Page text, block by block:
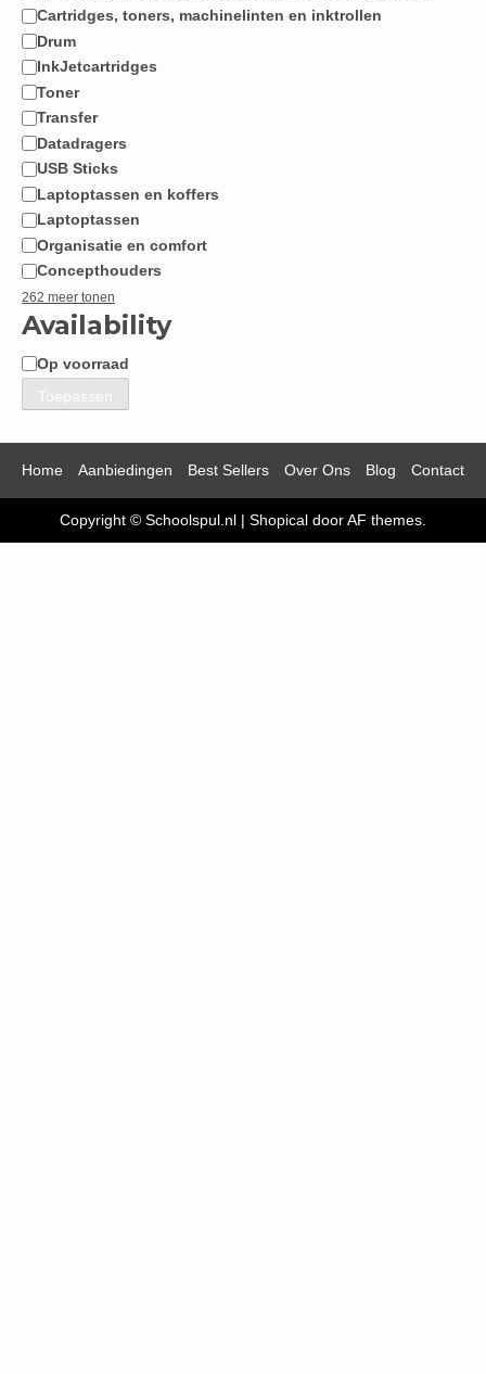
Cartridges, toners, machinelinten en inktrollen
Drum
InkJetcartridges
Toner
Transfer
Datadragers
USB Sticks
Laptoptassen en koffers
Laptoptassen
Organisatie en comfort
Concepthouders
262 meer tonen
Availability
Beschikbaarheid
Op voorraad
Toepassen
Home Aanbiedingen Best Sellers Over Ons Blog Contact
Copyright © Schoolspul.nl | Shopical door AF themes.